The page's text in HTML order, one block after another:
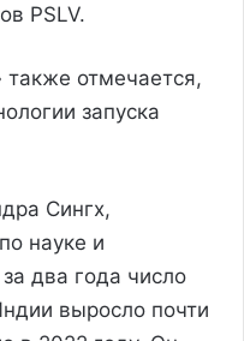
PSLV.
также отмечается,
запуска
Сингх,
науке и
два года число
выросло почти